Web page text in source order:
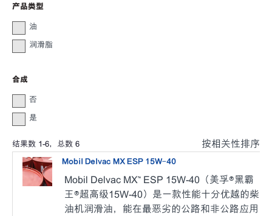
产品类型
油
润滑脂
合成
否
是
结果数 1-6，总数 6 按相关性排序
Mobil Delvac MX ESP 15W-40
Mobil Delvac MX™ ESP 15W-40（美孚®黑霸
王®超高级15W-40）是一款性能十分优越的柴
油机润滑油，能在最恶劣的公路和非公路应用